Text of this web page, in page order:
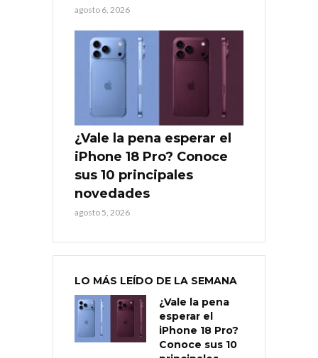
agosto 6, 2026
¿Vale la pena esperar el
iPhone 18 Pro? Conoce
sus 10 principales
novedades
agosto 5, 2026
LO MÁS LEÍDO DE LA SEMANA
¿Vale la pena
esperar el
iPhone 18 Pro?
Conoce sus 10